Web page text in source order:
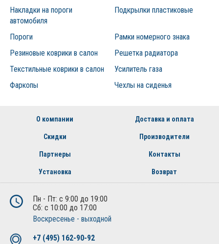
Накладки на пороги
автомобиля
Подкрылки пластиковые
Пороги
Рамки номерного знака
Резиновые коврики в салон
Решетка радиатора
Текстильные коврики в салон
Усилитель газа
Фаркопы
Чехлы на сиденья
О компании Доставка и оплата
Скидки Производители
Партнеры Контакты
Установка Возврат
Пн - Пт: с 9:00 до 19:00
Сб: с 10:00 до 17:00
Воскресенье - выходной
+7 (495) 162-90-92